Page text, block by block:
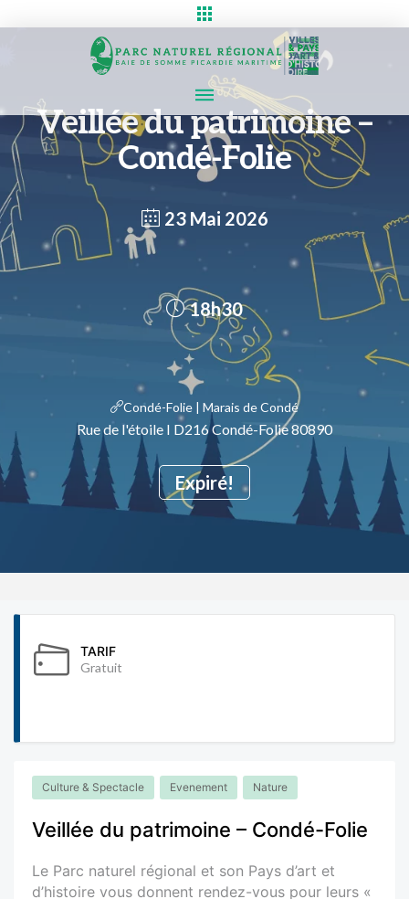
Veillée du patrimoine –
Condé-Folie
23 Mai 2026
Expiré!
18h30
Condé-Folie | Marais de Condé
Rue de l'étoile I D216 Condé-Folie 80890
TARIF
Gratuit
Culture & Spectacle Evenement Nature
Veillée du patrimoine – Condé-Folie
Le Parc naturel régional et son Pays d’art et
d’histoire vous donnent rendez-vous pour leurs «